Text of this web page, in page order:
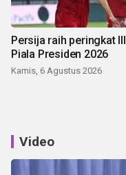
Persija raih peringkat III
Piala Presiden 2026
Kamis, 6 Agustus 2026
Video